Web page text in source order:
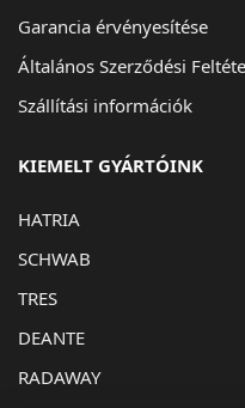
Garancia érvényesítése
Általános Szerződési
Szállítási információk
KIEMELT GYÁRTÓINK
HATRIA
SCHWAB
TRES
DEANTE
RADAWAY